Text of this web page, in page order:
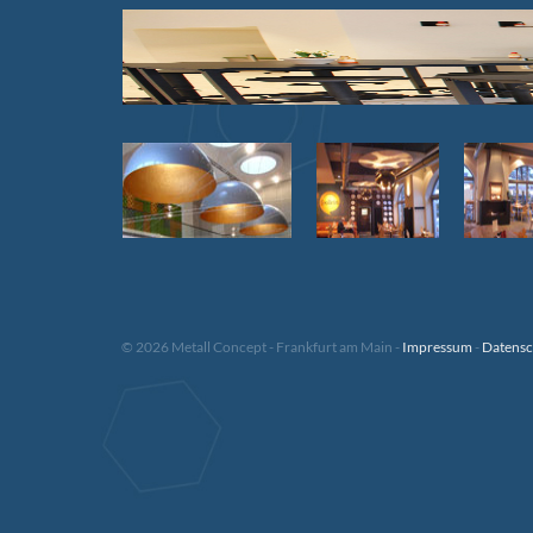
© 2026 Metall Concept - Frankfurt am Main - Impressum -